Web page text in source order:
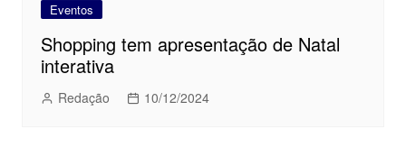
Eventos
Shopping tem apresentação de Natal
interativa
Redação 10/12/2024